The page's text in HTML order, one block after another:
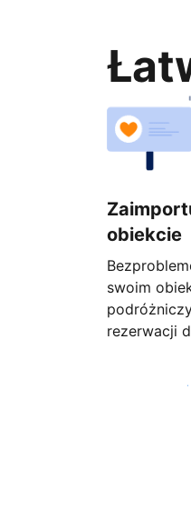
obiekcie
swoim
rezerwacji